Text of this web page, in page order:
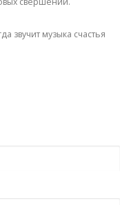
звучит музыка счастья